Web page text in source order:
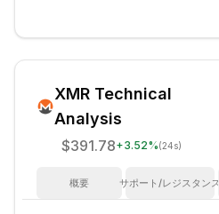
XMR Technical
Analysis
$391.78+3.52%(24s)
概要 サポート/レジスタンス